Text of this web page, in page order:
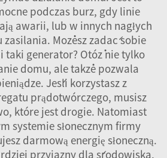
podczas burz, gdy linie
awarii, lub w innych nagłych
Możesz zadać sobie
taki generator? Otóż nie tylko
domu, ale także pozwala
Jeśli korzystasz z
prądotwórczego, musisz
które jest drogie. Natomiast
systemie słonecznym firmy
darmową energię słoneczną.
przyjazny dla środowiska,